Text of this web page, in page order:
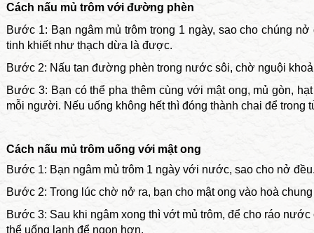
Cách nấu mủ trôm với đường phèn
Bước 1: Bạn ngâm mủ trôm trong 1 ngày, sao cho chúng
tinh khiết như thạch dừa là được.
Bước 2: Nấu tan đường phèn trong nước sôi, chờ nguội
Bước 3: Bạn có thể pha thêm cùng với mật ong, mủ gòn,
mỗi người. Nếu uống không hết thì đóng thành chai để trong
Cách nấu mủ trôm uống với mật ong
Bước 1: Bạn ngâm mủ trôm 1 ngày với nước, sao cho nở
Bước 2: Trong lúc chờ nở ra, bạn cho mật ong vào hoà
Bước 3: Sau khi ngâm xong thì vớt mủ trôm, để cho ráo
thể uống lạnh để ngon hơn.